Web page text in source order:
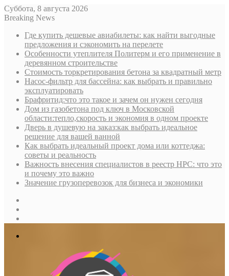
Суббота, 8 августа 2026
Breaking News
Где купить дешевые авиабилеты: как найти выгодные
предложения и сэкономить на перелете
Особенности утеплителя Политерм и его применение в
деревянном строительстве
Стоимость торкретирования бетона за квадратный метр
Насос-фильтр для бассейна: как выбрать и правильно
эксплуатировать
Брафритид:что это такое и зачем он нужен сегодня
Дом из газобетона под ключ в Московской
области:тепло,скорость и экономия в одном проекте
Дверь в душевую на заказ:как выбрать идеальное
решение для вашей ванной
Как выбрать идеальный проект дома или коттеджа:
советы и реальность
Важность внесения специалистов в реестр НРС: что это
и почему это важно
Значение грузоперевозок для бизнеса и экономики